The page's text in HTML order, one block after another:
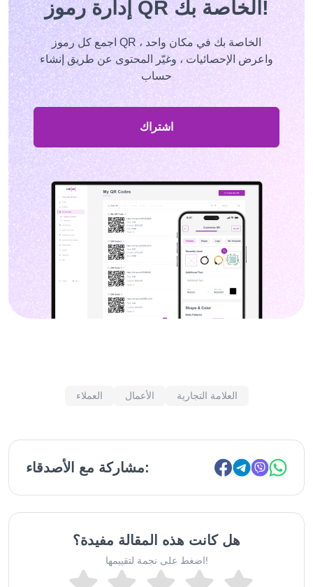
إدارة رموز QR الخاصة بك!
اجمع كل رموز QR الخاصة بك في مكان واحد ،
واعرض الإحصائيات ، وغيّر المحتوى عن طريق إنشاء
حساب
اشتراك
العملاء الأعمال العلامة التجارية
مشاركة مع الأصدقاء:
هل كانت هذه المقالة مفيدة؟
اضغط على نجمة لتقييمها!